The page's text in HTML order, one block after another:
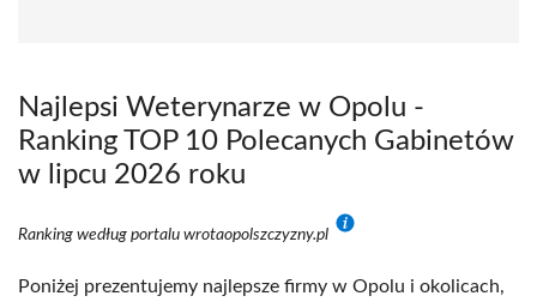
Najlepsi Weterynarze w Opolu -
Ranking TOP 10 Polecanych Gabinetów
w lipcu 2026 roku
Ranking według portalu wrotaopolszczyzny.pl
Poniżej prezentujemy najlepsze firmy w Opolu i okolicach,